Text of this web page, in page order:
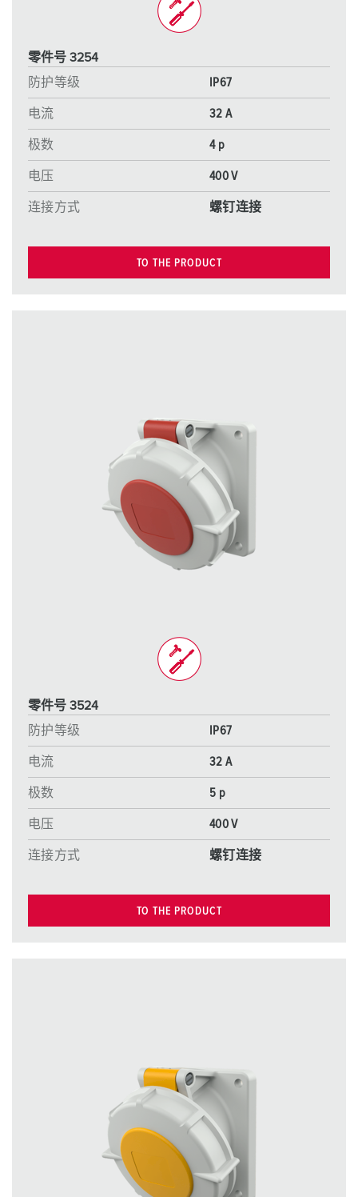
零件号 3254
防护等级
IP67
电流 32 A
极数 4 p
电压 400 V
连接方式 螺钉连接
TO THE PRODUCT
零件号 3524
防护等级
IP67
电流 32 A
极数 5 p
电压 400 V
连接方式 螺钉连接
TO THE PRODUCT